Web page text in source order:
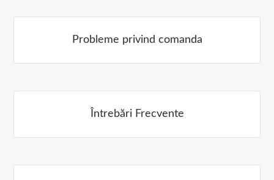
Probleme privind comanda
Întrebări Frecvente